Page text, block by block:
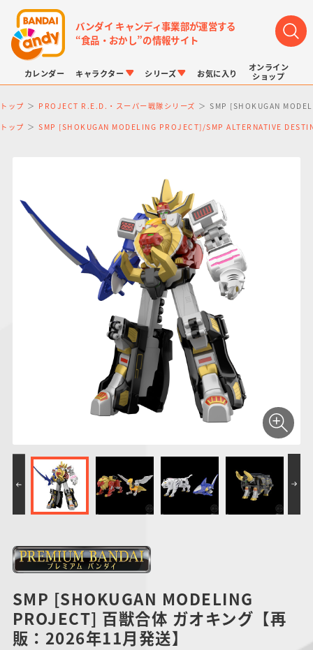
バンダイ キャンディ事業部が運営する
“食品・おかし”の情報サイト
カレンダー キャラクター
仮面ライダーシリー
PROJECT R.E.D.・
スーパー戦隊シリー
ズ
プリキュアシリーズ
ガンダムシリーズ
ポケットモンスター
アンパンマン
サンリオキャラクタ
ーズ
シリーズ
つりグミ
チョコサプ
にふぉるめーしょん
＆スクエアシール
SMPシリーズ
ポケモンスケールワ
ールド
キャラデコ
お気に入り
オンライン
ショップ
トップ PROJECT R.E.D.・スーパー戦隊シリーズ SMP [SHOKUGAN
トップ SMP [SHOKUGAN MODELING PROJECT]/SMP ALTERNATIVE
SMP [SHOKUGAN MODELING
PROJECT] 百獣合体 ガオキング【再
販：2026年11月発送】